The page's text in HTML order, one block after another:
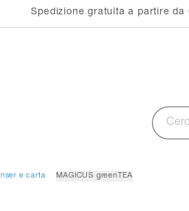
Spedizione gratuita a partire da
e carta MAGICUS greenTEA